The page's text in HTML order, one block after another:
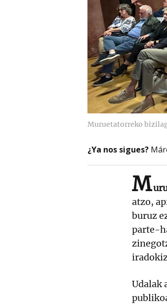
Muruetatorreko
¿Ya nos sigues?
M
atzo,
buruz
parte-
Udalak